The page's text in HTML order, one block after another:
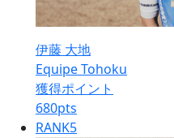
伊藤 大地
Equipe Tohoku
獲得ポイント
680pts
RANK5